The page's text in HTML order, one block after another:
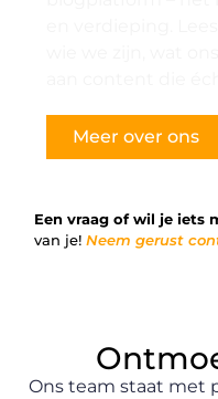
Meer over ons
Een vraag of wil je iets
van je!Neem gerust
Ons team staat met